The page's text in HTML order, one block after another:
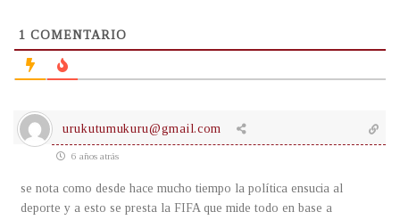
1 COMENTARIO
urukutumukuru@gmail.com
6 años atrás
se nota como desde hace mucho tiempo la política ensucia al
deporte y a esto se presta la FIFA que mide todo en base a